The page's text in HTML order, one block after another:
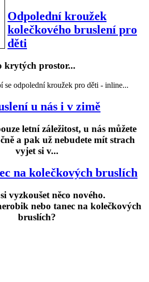
Odpolední kroužek
kolečkového bruslení pro
děti
krytých prostor...
se odpolední kroužek pro děti - inline...
u nás i v zimě
letní záležitost, u nás můžete
a pak už nebudete mít strach
vyjet si v...
na kolečkových bruslích
vyzkoušet něco nového.
nebo tanec na kolečkových
bruslích?